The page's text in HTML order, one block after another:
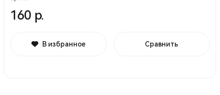
160 р.
В избранное Сравнить